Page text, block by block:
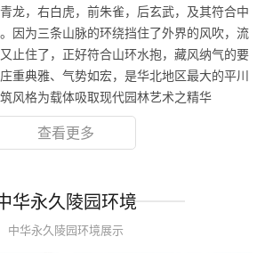
龙，右白虎，前朱雀，后玄武，及其符合中
因为三条山脉的环绕挡住了外界的风吹，流
止住了，正好符合山环水抱，藏风纳气的要
重典雅、气势如宏，是华北地区最大的平川
风格为载体吸取现代园林艺术之精华
查看更多
华永久陵园环境
中华永久陵园环境展示